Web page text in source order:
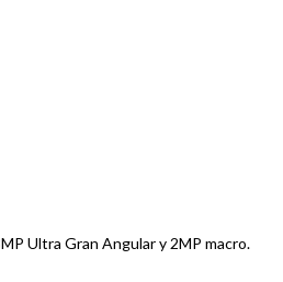
Ultra Gran Angular y 2MP macro.